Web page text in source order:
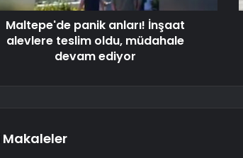
Maltepe'de panik anları! İnşaat
alevlere teslim oldu, müdahale
devam ediyor